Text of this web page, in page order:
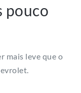
pouco
mais leve que o